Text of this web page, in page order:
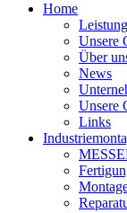
Home
Unsere
Über
News
Unsere
Links